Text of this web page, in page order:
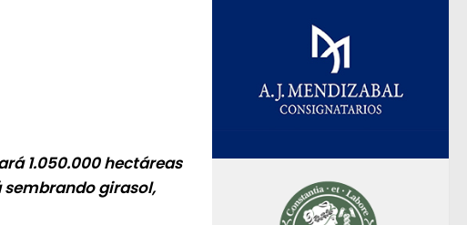
1.050.000 hectáreas
sembrando girasol,